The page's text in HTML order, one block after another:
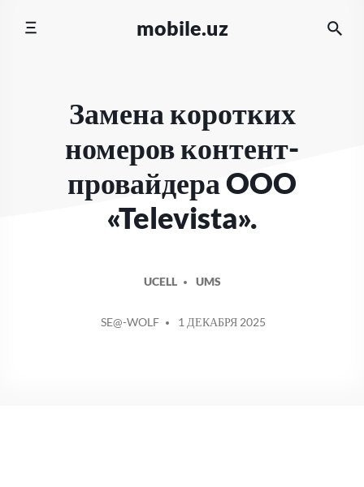
mobile.uz
Замена коротких
номеров контент-
провайдера OOO
«Televista».
UCELL UMS
ОТ
SE@-WOLF 1 ДЕКАБРЯ 2025